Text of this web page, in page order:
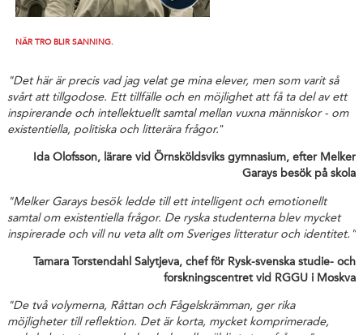
NÄR TRO BLIR SANNING.
"Det här är precis vad jag velat ge mina elever, men som varit så
svårt att tillgodose. Ett tillfälle och en möjlighet att få ta del av ett
inspirerande och intellektuellt samtal mellan vuxna människor - om
existentiella, politiska och litterära frågor."
Ida Olofsson, lärare vid Örnsköldsviks gymnasium, efter Melker
Garays besök på skola
"Melker Garays besök ledde till ett intelligent och emotionellt
samtal om existentiella frågor. De ryska studenterna blev mycket
inspirerade och vill nu veta allt om Sveriges litteratur och identitet."
Tamara Torstendahl Salytjeva, chef för Rysk-svenska studie- och
forskningscentret vid RGGU i Moskva
"De två volymerna, Råttan och Fågelskrämman, ger rika
möjligheter till reflektion. Det är korta, mycket komprimerade,